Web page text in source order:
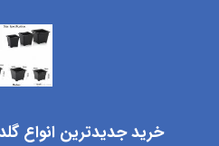
خرید جدیدترین انواع